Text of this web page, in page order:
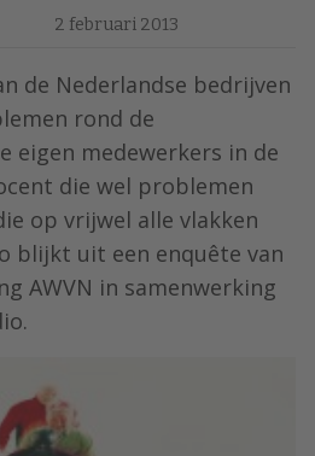
2 februari 2013
de Nederlandse bedrijven
rond de
eigen medewerkers in de
die wel problemen
op vrijwel alle vlakken
blijkt uit een enquête van
AWVN in samenwerking